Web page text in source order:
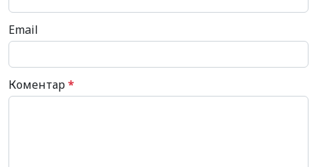
Email
Коментар*